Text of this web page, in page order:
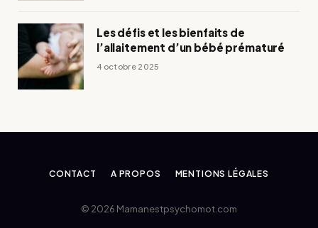
Les défis et les bienfaits de
l’allaitement d’un bébé prématuré
4 octobre 2025
CONTACT A PROPOS MENTIONS LÉGALES
© 2026 Mamanestpsychomot.com